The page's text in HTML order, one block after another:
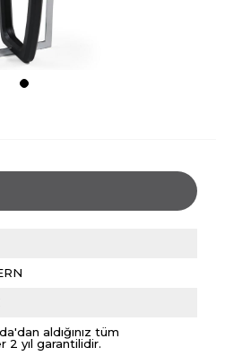
aldığınız tüm
2 yıl garantilidir.